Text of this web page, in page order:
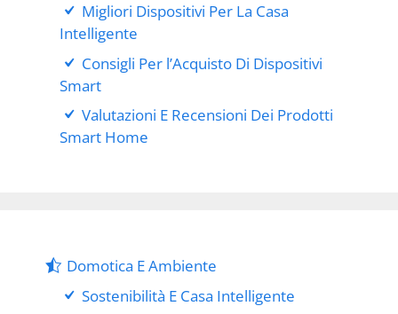
Migliori Dispositivi Per La Casa
Intelligente
Consigli Per l’Acquisto Di Dispositivi
Smart
Valutazioni E Recensioni Dei Prodotti
Smart Home
Domotica E Ambiente
Sostenibilità E Casa Intelligente